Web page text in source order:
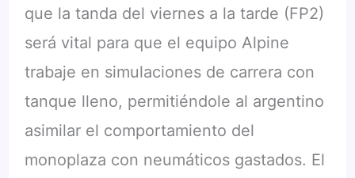
que la tanda del viernes a la tarde (FP2)
será vital para que el equipo Alpine
trabaje en simulaciones de carrera con
tanque lleno, permitiéndole al argentino
asimilar el comportamiento del
monoplaza con neumáticos gastados. El